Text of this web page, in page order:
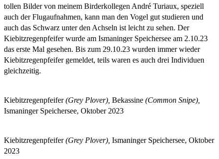
tollen Bilder von meinem Birderkollegen André Turiaux, speziell
auch der Flugaufnahmen, kann man den Vogel gut studieren und
auch das Schwarz unter den Achseln ist leicht zu sehen. Der
Kiebitzregenpfeifer wurde am Ismaninger Speichersee am 2.10.23
das erste Mal gesehen. Bis zum 29.10.23 wurden immer wieder
Kiebitzregenpfeifer gemeldet, teils waren es auch drei Individuen
gleichzeitig.
Kiebitzregenpfeifer(Grey Plover), Bekassine (Common Snipe),
Ismaninger Speichersee, Oktober 2023
Kiebitzregenpfeifer(Grey Plover), Ismaninger Speichersee, Oktober
2023